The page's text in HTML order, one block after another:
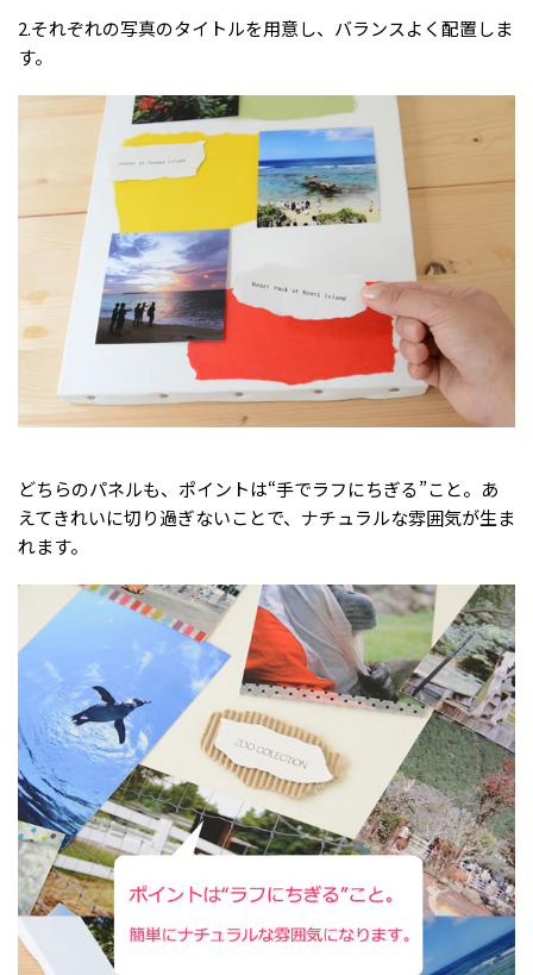
2.それぞれの写真のタイトルを用意し、バランスよく配置しま
す。
どちらのパネルも、ポイントは“手でラフにちぎる”こと。あ
えてきれいに切り過ぎないことで、ナチュラルな雰囲気が生ま
れます。